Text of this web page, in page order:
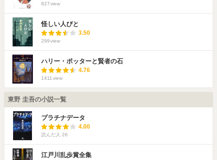
827view
怪しい人びと
3.50
299view
ハリー・ポッターと賢者の石
4.76
1411 view
東野 圭吾の小説一覧
プラチナデータ
4.00
読んだ人 26
江戸川乱歩賞全集